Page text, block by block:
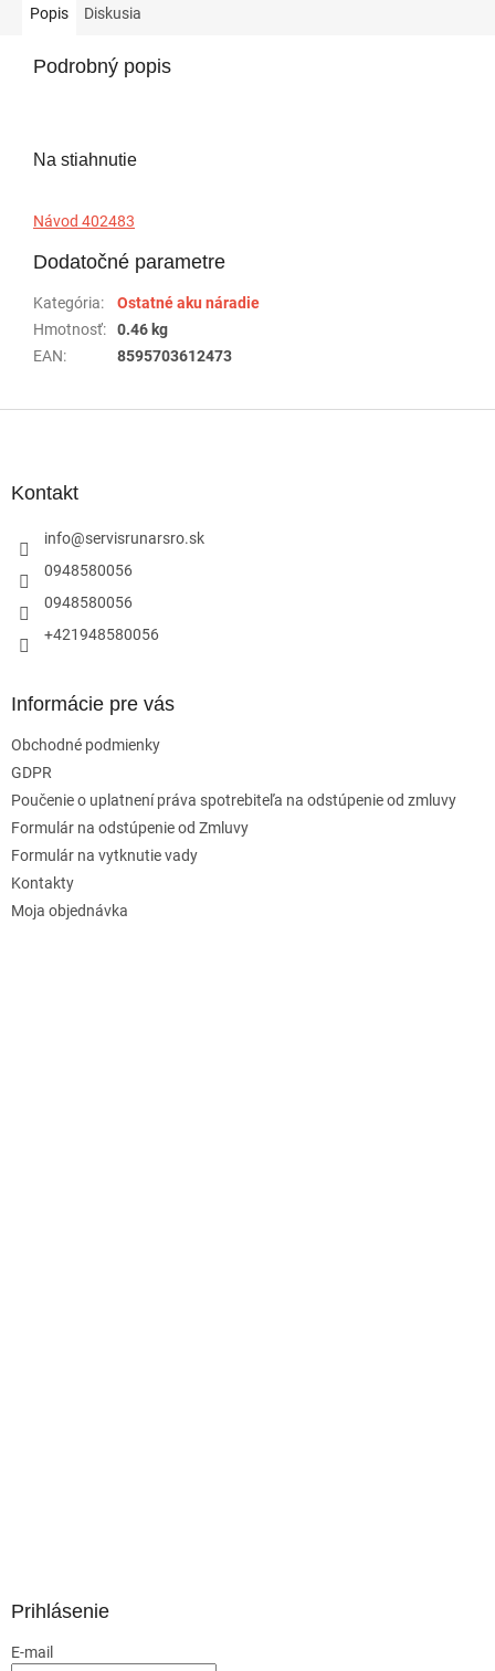
Popis Diskusia
Podrobný popis
Na stiahnutie
Návod 402483
Dodatočné parametre
Kategória:
Ostatné aku náradie
Hmotnosť:
0.46 kg
EAN: 8595703612473
Kontakt
info@servisrunarsro.sk
0948580056
0948580056
+421948580056
Informácie pre vás
Obchodné podmienky
GDPR
Poučenie o uplatnení práva spotrebiteľa na odstúpenie od zmluvy
Formulár na odstúpenie od Zmluvy
Formulár na vytknutie vady
Kontakty
Moja objednávka
Prihlásenie
E-mail